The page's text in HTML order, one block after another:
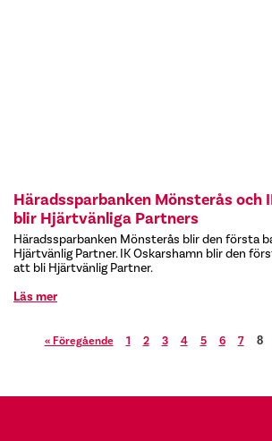
Häradssparbanken Mönsterås och
blir Hjärtvänliga Partners
Häradssparbanken Mönsterås blir den första
Hjärtvänlig Partner. IK Oskarshamn blir den
att bli Hjärtvänlig Partner.
Läs mer
« Föregående 1 2 3 4 5 6 7 8